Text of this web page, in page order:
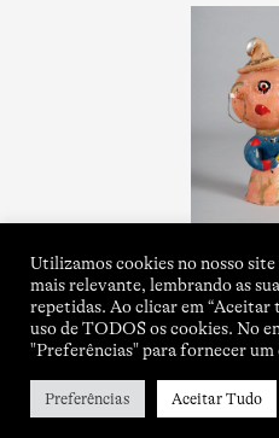
Utilizamos cookies no nosso
mais relevante, lembrando as
repetidas. Ao clicar em “Aceitar
uso de TODOS os cookies. No
"Preferências" para fornecer
Preferências Aceitar Tudo